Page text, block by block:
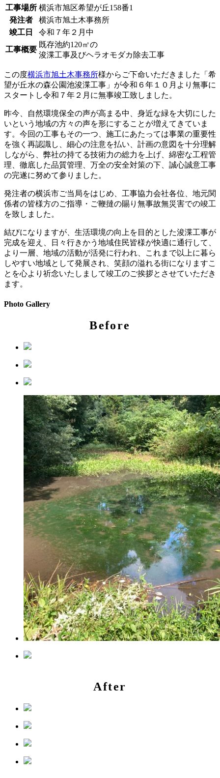
工事場所 横浜市旭区希望が丘158番1
発注者
横浜市旭土木事務所
竣工日
令和７年２月中
工事概要
既存池約120㎡の
浚渫工事及びヘラオモダカ除去工事
この度横浜市旭土木事務所様からご下命いただきました「希
望が丘水の森公園池浚渫工事」が令和６年１０月より無事に
スタートし令和７年２月に無事竣工致しました。
昨今、自然環境保全の声が高まる中、身近な緑を大切にした
いという地域の方々の声を形にすることが増えてきていま
す。今回の工事もその一つ、施工にあたっては事業の重要性
を強く再認識し、細心の注意を払い、計画の意図を十分理解
しながら、弊社の持てる技術力の総力を上げ、綿密な工程管
理、徹底した品質管理、万全の安全対策の下、誠心誠意工事
の完遂に努めて参りました。
発注者の横浜市ご当局をはじめ、工事協力会社各位、地元関
係者の皆様方のご指導・ご鞭撻の賜り無事故無災害での竣工
を致しました。
結びになりますが、生活環境の向上を目的とした浚渫工事が
完成を迎え、日々行きかう地域住民皆様が快適に通行して、
より一層、地域の活動が活発に行われ、これまで以上に暮ら
しやすい地域として発展され、笑顔の溢れる街になりますこ
とを心より祈念いたしまして竣工のご挨拶とさせていただき
ます。
Photo Gallery
Before
After